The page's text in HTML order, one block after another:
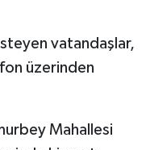
vatandaşlar,
üzerinden
Mahallesi